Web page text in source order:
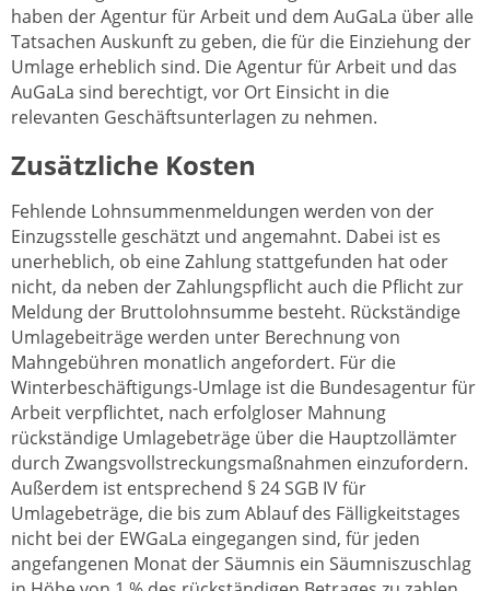
haben der Agentur für Arbeit und dem AuGaLa über alle
Tatsachen Auskunft zu geben, die für die Einziehung der
Umlage erheblich sind. Die Agentur für Arbeit und das
AuGaLa sind berechtigt, vor Ort Einsicht in die
relevanten Geschäftsunterlagen zu nehmen.
Zusätzliche Kosten
Fehlende Lohnsummenmeldungen werden von der
Einzugsstelle geschätzt und angemahnt. Dabei ist es
unerheblich, ob eine Zahlung stattgefunden hat oder
nicht, da neben der Zahlungspflicht auch die Pflicht zur
Meldung der Bruttolohnsumme besteht. Rückständige
Umlagebeiträge werden unter Berechnung von
Mahngebühren monatlich angefordert. Für die
Winterbeschäftigungs-Umlage ist die Bundesagentur für
Arbeit verpflichtet, nach erfolgloser Mahnung
rückständige Umlagebeträge über die Hauptzollämter
durch Zwangsvollstreckungsmaßnahmen einzufordern.
Außerdem ist entsprechend § 24 SGB IV für
Umlagebeträge, die bis zum Ablauf des Fälligkeitstages
nicht bei der EWGaLa eingegangen sind, für jeden
angefangenen Monat der Säumnis ein Säumniszuschlag